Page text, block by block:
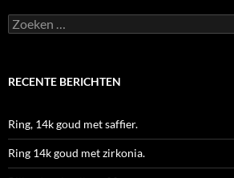
Zoeken
naar:
RECENTE BERICHTEN
Ring, 14k goud met saffier.
Ring 14k goud met zirkonia.